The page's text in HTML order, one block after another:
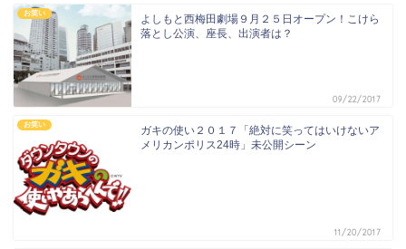
お笑い
よしもと西梅田劇場９月２５日オープン！こけら
落とし公演、座長、出演者は？
09/22/2017
お笑い
ガキの使い２０１７「絶対に笑ってはいけないア
メリカンポリス24時」未公開シーン
11/20/2017